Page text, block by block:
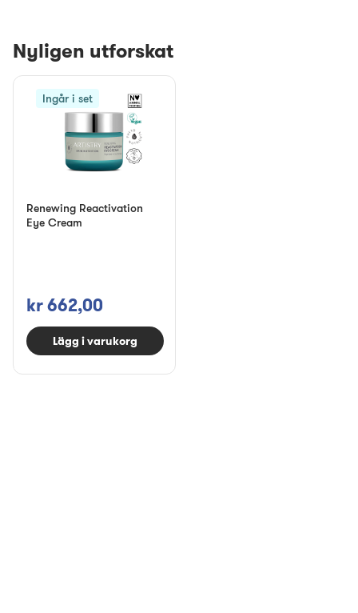
Nyligen utforskat
Ingår i set
Renewing Reactivation
Eye Cream
kr 662,00
Lägg i varukorg